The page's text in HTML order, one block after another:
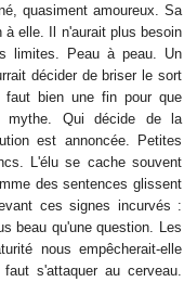
quasiment amoureux. Sa
elle. Il n'aurait plus besoin
limites. Peau à peau. Un
décider de briser le sort
faut bien une fin pour que
mythe. Qui décide de la
est annoncée. Petites
L'élu se cache souvent
des sentences glissent
ces signes incurvés :
beau qu'une question. Les
nous empêcherait-elle
s'attaquer au cerveau.